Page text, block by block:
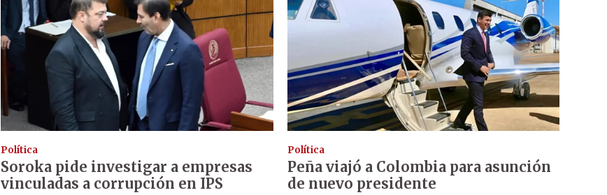
Política
Soroka pide investigar a empresas
vinculadas a corrupción en IPS
Política
Peña viajó a Colombia para asunción
de nuevo presidente